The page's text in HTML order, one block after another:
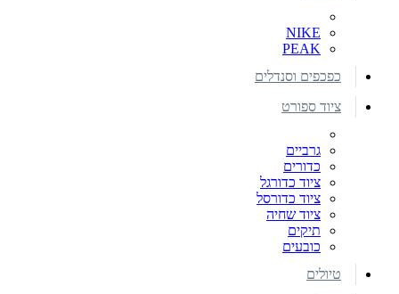
NIKE
PEAK
כפכפים וסנדלים
ציוד ספורט
גרביים
כדורים
ציוד כדורגל
ציוד כדורסל
ציוד שחיה
תיקים
כובעים
טיולים